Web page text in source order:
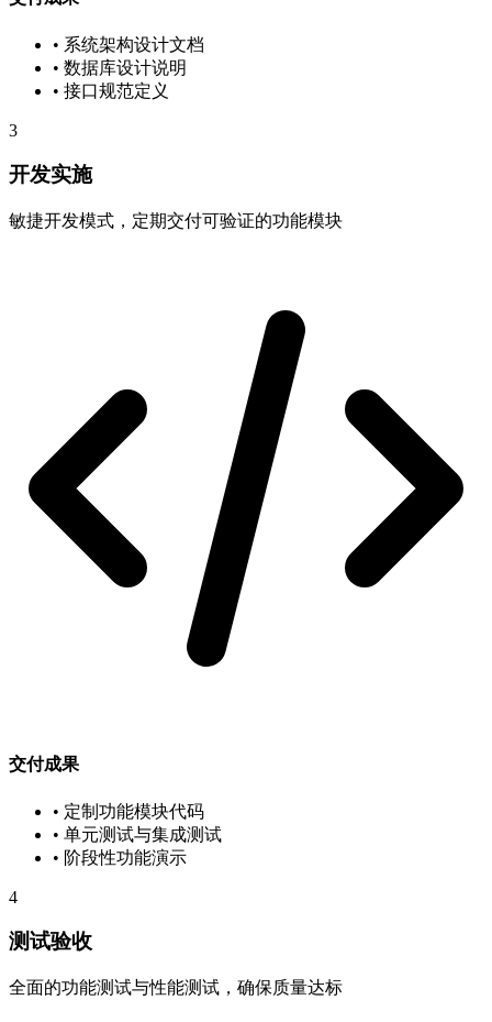
• 系统架构设计文档
• 数据库设计说明
• 接口规范定义
3
开发实施
敏捷开发模式，定期交付可验证的功能模块
交付成果
• 定制功能模块代码
• 单元测试与集成测试
• 阶段性功能演示
4
测试验收
全面的功能测试与性能测试，确保质量达标